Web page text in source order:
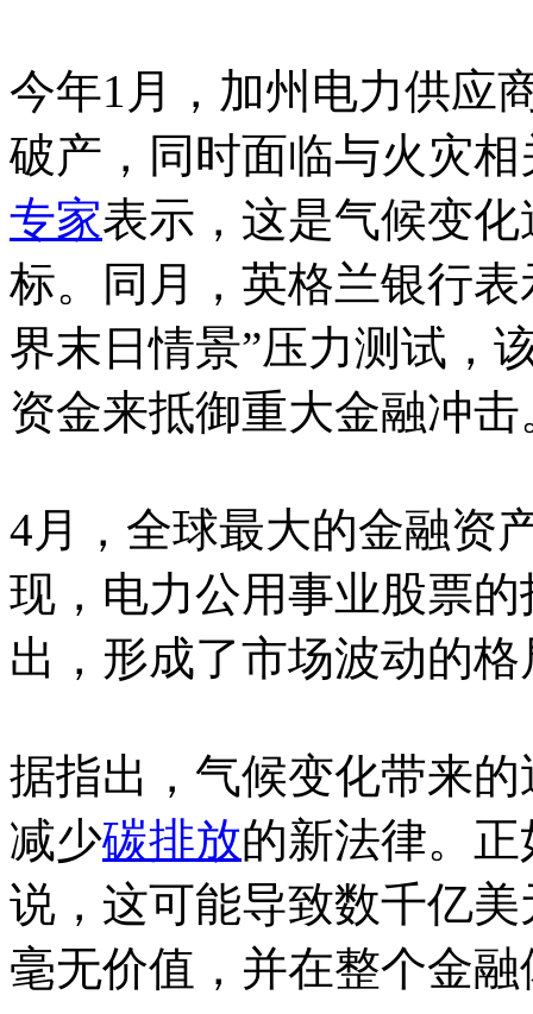
今年1月，加州电力供应
破产，同时面临与火灾
专家表示，这是气候变
标。同月，英格兰银行
界末日情景”压力测试，
资金来抵御重大金融冲击
4月，全球最大的金融资
现，电力公用事业股票
出，形成了市场波动的格
据指出，气候变化带来
减少碳排放的新法律。
说，这可能导致数千亿
毫无价值，并在整个金